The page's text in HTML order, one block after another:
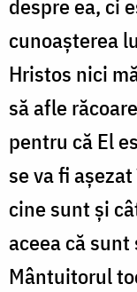
despre ea, ci
cunoașterea
Hristos nici
să afle
pentru că El
se va fi
cine sunt și
aceea că sunt
Mântuitorul